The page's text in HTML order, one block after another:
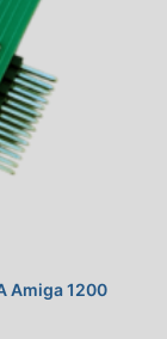
Amiga 1200